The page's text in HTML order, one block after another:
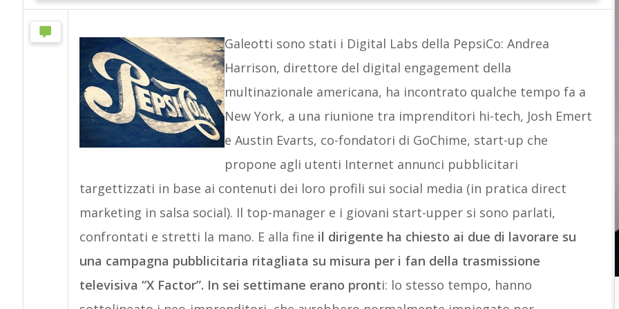
Galeotti sono stati i Digital Labs della PepsiCo: Andrea
Harrison, direttore del digital engagement della
multinazionale americana, ha incontrato qualche tempo fa a
New York, a una riunione tra imprenditori hi-tech, Josh Emert
e Austin Evarts, co-fondatori di GoChime, start-up che
propone agli utenti Internet annunci pubblicitari
targettizzati in base ai contenuti dei loro profili sui social media (in pratica direct
marketing in salsa social). Il top-manager e i giovani start-upper si sono parlati,
confrontati e stretti la mano. E alla fine il dirigente ha chiesto ai due di lavorare su
una campagna pubblicitaria ritagliata su misura per i fan della trasmissione
televisiva “X Factor”. In sei settimane erano pronti: lo stesso tempo, hanno